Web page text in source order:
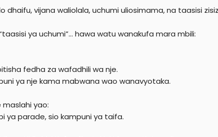
dhaifu, vijana waliolala, uchumi uliosimama, na taasisi
ya uchumi”… hawa watu wanakufa mara mbili:
fedha za wafadhili wa nje.
ya nje kama mabwana wao wanavyotaka.
maslahi yao:
ya parade, sio kampuni ya taifa.